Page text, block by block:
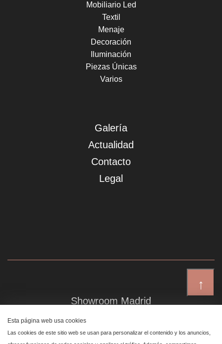
↑
Mobiliario Led
Textil
Menaje
Decoración
Iluminación
Piezas Únicas
Varios
Galería
Actualidad
Contacto
Legal
Showroom Madrid
Plaza de Canalejas 6, 4 izq
Centro, 28014 Madrid
Esta página web usa cookies
Las cookies de este sitio web se usan para personalizar el contenido y los anuncios,